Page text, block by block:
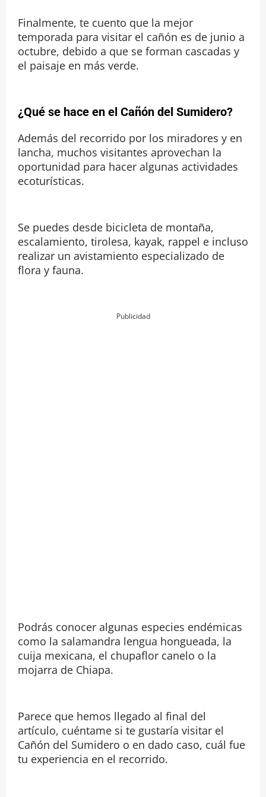
Finalmente, te cuento que la mejor
temporada para visitar el cañón es de junio a
octubre, debido a que se forman cascadas y
el paisaje en más verde.
¿Qué se hace en el Cañón del Sumidero?
Además del recorrido por los miradores y en
lancha, muchos visitantes aprovechan la
oportunidad para hacer algunas actividades
ecoturísticas.
Se puedes desde bicicleta de montaña,
escalamiento, tirolesa, kayak, rappel e incluso
realizar un avistamiento especializado de
flora y fauna.
Publicidad
Podrás conocer algunas especies endémicas
como la salamandra lengua hongueada, la
cuija mexicana, el chupaflor canelo o la
mojarra de Chiapa.
Parece que hemos llegado al final del
artículo, cuéntame si te gustaría visitar el
Cañón del Sumidero o en dado caso, cuál fue
tu experiencia en el recorrido.